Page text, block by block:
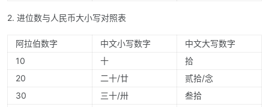
2. 进位数与人民币大小写对照表
阿拉伯数字 中文小写数字
中文大写数字
10
十
拾
20
二十/廿
贰拾/念
30
三十/卅
叁拾